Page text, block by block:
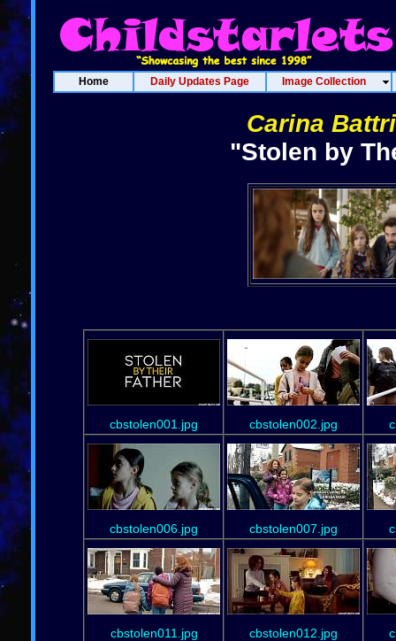
Home Daily Updates Page Image Collection
Carina
"Stolen by
cbstolen001.jpg cbstolen002.jpg
cbstolen006.jpg cbstolen007.jpg
cbstolen011.jpg cbstolen012.jpg